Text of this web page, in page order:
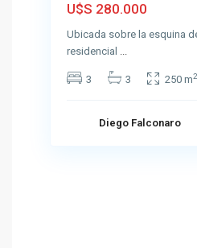
U$S 280.000
Ubicada sobre la esquina
residencial ...
3 3 250 m2
Diego Falconaro